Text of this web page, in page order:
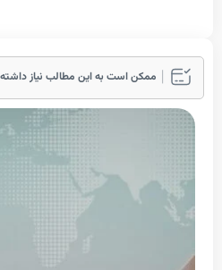
است به این مطالب نیاز داشته باشید